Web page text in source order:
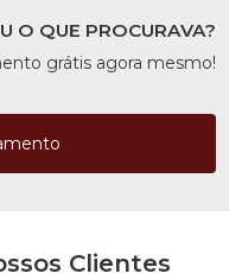
O QUE PROCURAVA?
grátis agora mesmo!
Clientes